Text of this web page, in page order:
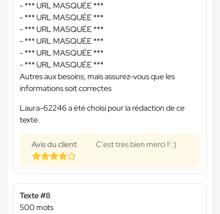
-*** URL MASQUÉE ***
-*** URL MASQUÉE ***
-*** URL MASQUÉE ***
-*** URL MASQUÉE ***
-*** URL MASQUÉE ***
-*** URL MASQUÉE ***
Autres aux besoins, mais assurez-vous que les
informations soit correctes
Laura-62246 a été choisi pour la rédaction de ce
texte.
Avis du client C'est très bien merci !! :)
Texte #8
500 mots